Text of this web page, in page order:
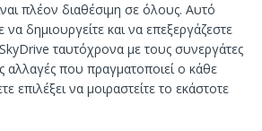
πλέον διαθέσιμη σε όλους. Αυτό
να δημιουργείτε και να επεξεργάζεστε
ταυτόχρονα με τους συνεργάτες
αλλαγές που πραγματοποιεί ο κάθε
επιλέξει να μοιραστείτε το εκάστοτε